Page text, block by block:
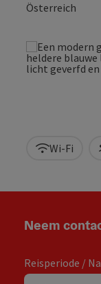
Österreich
Wi-Fi
Neem
Reisperiode /